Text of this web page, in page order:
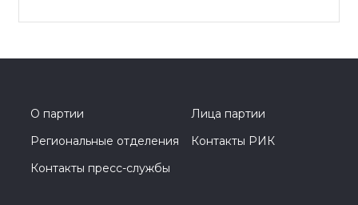
О партии
Лица партии
Региональные отделения
Контакты РИК
Контакты пресс-службы